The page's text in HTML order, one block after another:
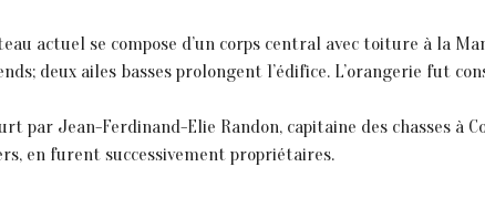
actuel se compose d’un corps central avec toiture à la
deux ailes basses prolongent 1’édifice. L’orangerie fut
par Jean-Ferdinand-Elie Randon, capitaine des chasses à
en furent successivement propriétaires.